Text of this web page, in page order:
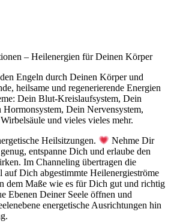
– Heilenergien für Deinen Körper
Engeln durch Deinen Körper und
heilsame und regenerierende Energien
Dein Blut-Kreislaufsystem, Dein
Dein Nervensystem,
und vieles vieles mehr.
Heilsitzungen.
Nehme Dir
entspanne Dich und erlaube den
Im Channeling übertragen die
auf Dich abgestimmte Heilenergieströme
dem Maße wie es für Dich gut und richtig
Ebenen Deiner Seele öffnen und
energetische Ausrichtungen hin